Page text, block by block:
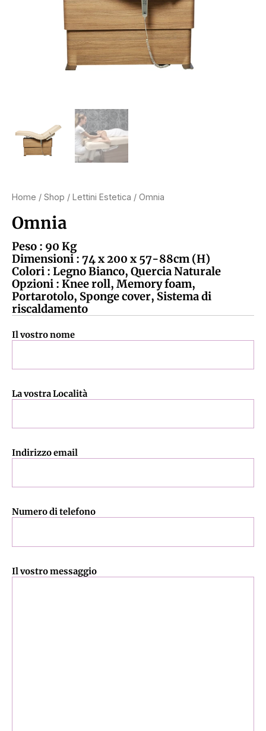
Home / Shop / Lettini Estetica / Omnia
Omnia
Peso : 90 Kg
Dimensioni : 74 x 200 x 57-88cm (H)
Colori : Legno Bianco, Quercia Naturale
Opzioni : Knee roll, Memory foam,
Portarotolo, Sponge cover, Sistema di
riscaldamento
Il vostro nome
La vostra Località
Indirizzo email
Numero di telefono
Il vostro messaggio